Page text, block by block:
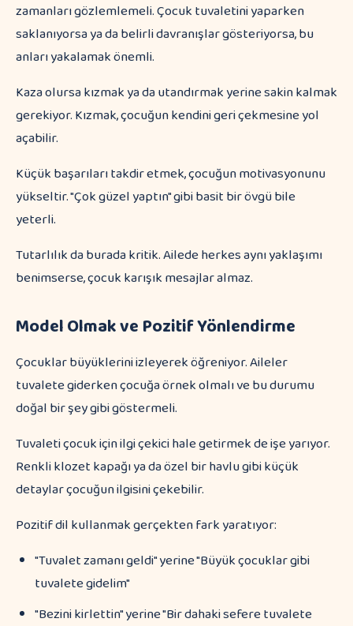
zamanları gözlemlemeli. Çocuk tuvaletini yaparken
saklanıyorsa ya da belirli davranışlar gösteriyorsa, bu
anları yakalamak önemli.
Kaza olursa kızmak ya da utandırmak yerine sakin kalmak
gerekiyor. Kızmak, çocuğun kendini geri çekmesine yol
açabilir.
Küçük başarıları takdir etmek, çocuğun motivasyonunu
yükseltir. "Çok güzel yaptın" gibi basit bir övgü bile
yeterli.
Tutarlılık da burada kritik. Ailede herkes aynı yaklaşımı
benimserse, çocuk karışık mesajlar almaz.
Model Olmak ve Pozitif Yönlendirme
Çocuklar büyüklerini izleyerek öğreniyor. Aileler
tuvalete giderken çocuğa örnek olmalı ve bu durumu
doğal bir şey gibi göstermeli.
Tuvaleti çocuk için ilgi çekici hale getirmek de işe yarıyor.
Renkli klozet kapağı ya da özel bir havlu gibi küçük
detaylar çocuğun ilgisini çekebilir.
Pozitif dil kullanmak gerçekten fark yaratıyor:
"Tuvalet zamanı geldi" yerine "Büyük çocuklar gibi
tuvalete gidelim"
"Bezini kirlettin" yerine "Bir dahaki sefere tuvalete